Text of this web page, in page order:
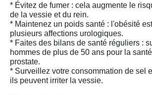
* Évitez de fumer : cela augmente le
de la vessie et du rein.
* Maintenez un poids santé : l'obésité
plusieurs affections urologiques.
* Faites des bilans de santé réguliers :
hommes de plus de 50 ans pour la
prostate.
* Surveillez votre consommation de sel
ils peuvent irriter la vessie.